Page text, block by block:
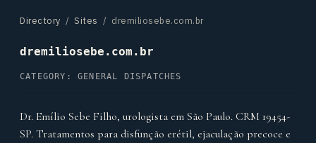
Directory / Sites / dremiliosebe.com.br
dremiliosebe.com.br
CATEGORY: GENERAL DISPATCHES
Dr. Emílio Sebe Filho, urologista em São Paulo. CRM 19454-
SP. Tratamentos para disfunção erétil, ejaculação precoce e